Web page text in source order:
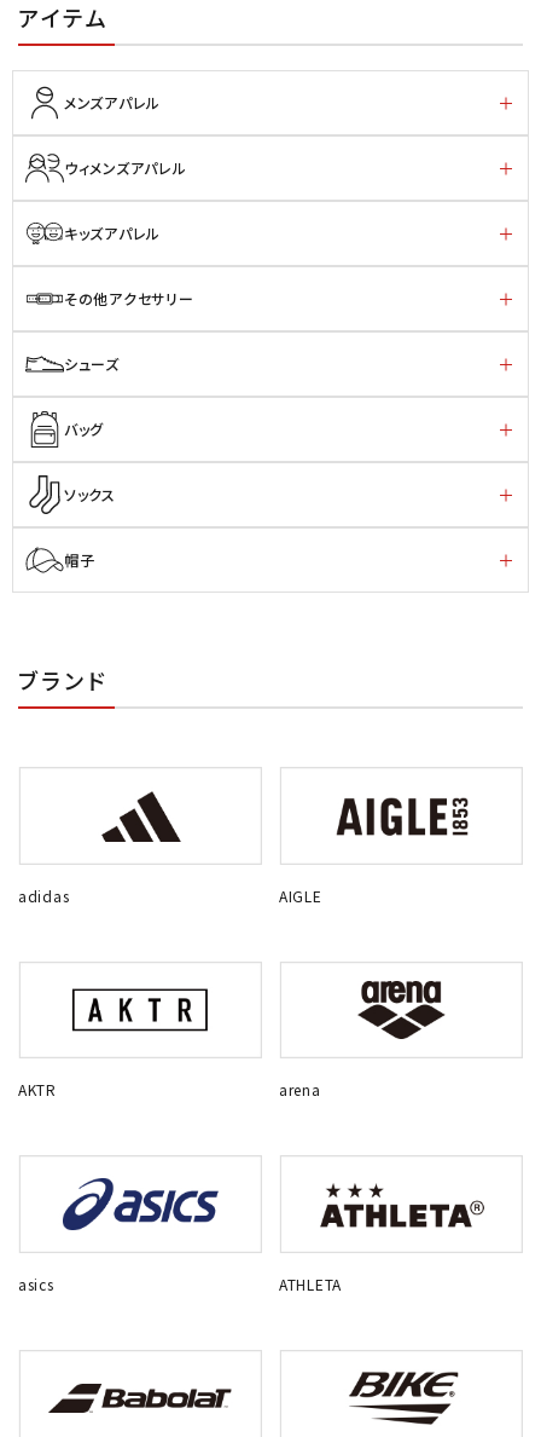
アイテム
メンズアパレル
ウィメンズアパレル
キッズアパレル
その他アクセサリー
シューズ
バッグ
ソックス
帽子
ブランド
adidas AIGLE
AKTR arena
asics ATHLETA